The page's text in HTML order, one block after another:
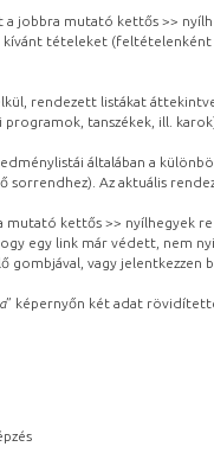
a jobbra mutató kettős >>
tételeket (feltételenként
rendezett listákat
tanszékek, ill.
általában a
sorrendhez). Az aktuális
mutató kettős >> nyílhegyek
egy link már védett, nem
gombjával, vagy
” képernyőn két adat